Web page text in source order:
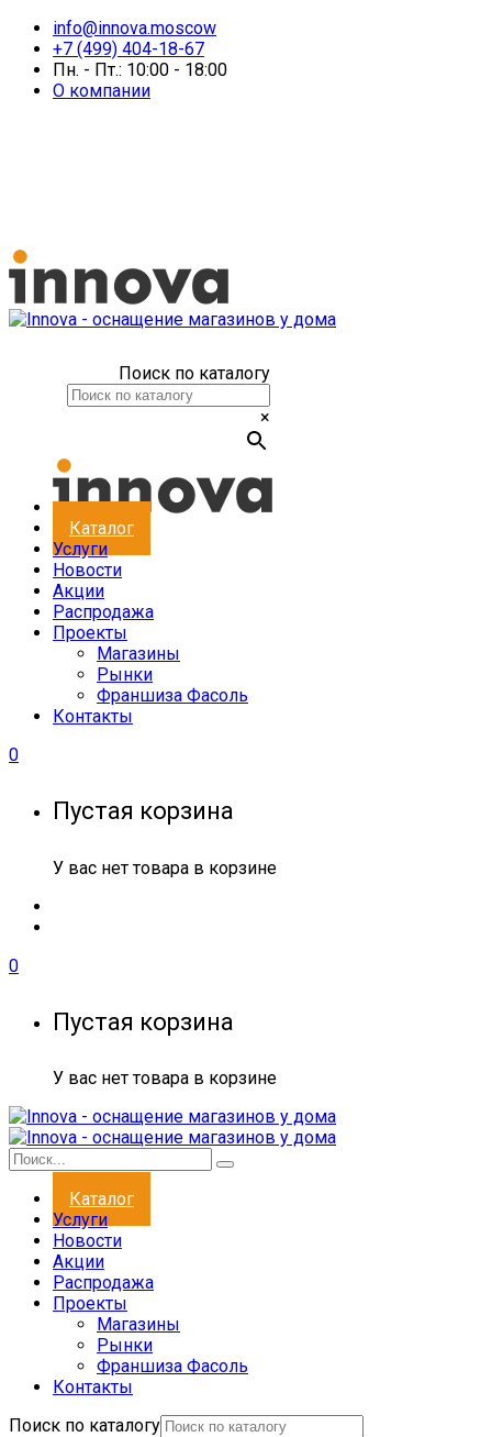
info@innova.moscow
+7 (499) 404-18-67
Пн. - Пт.: 10:00 - 18:00
О компании
Поиск по каталогу
×
Каталог
Услуги
Новости
Акции
Распродажа
Проекты
Магазины
Рынки
Франшиза Фасоль
Контакты
0
Пустая корзина
У вас нет товара в корзине
0
Пустая корзина
У вас нет товара в корзине
Каталог
Услуги
Новости
Акции
Распродажа
Проекты
Магазины
Рынки
Франшиза Фасоль
Контакты
Поиск по каталогу